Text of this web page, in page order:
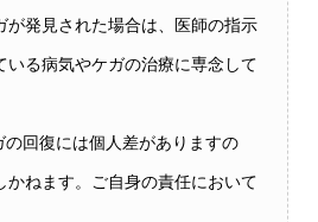
が発見された場合は、医師の指示
いる病気やケガの治療に専念して
回復には個人差がありますの
かねます。ご自身の責任において